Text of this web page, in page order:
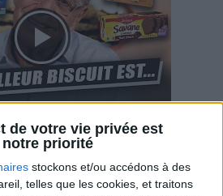
de votre vie privée est
notre priorité
stockons et/ou accédons à des
telles que les cookies, et traitons
Harrys... Que valent vraiment
ces gâteaux ?